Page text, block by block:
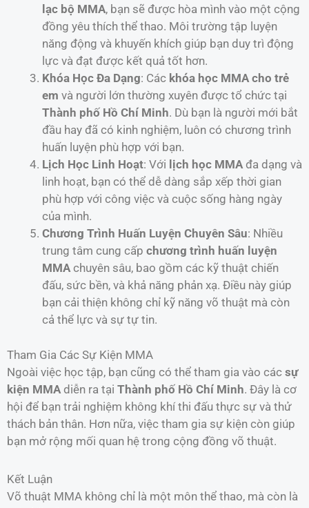
lạc bộ MMA, bạn sẽ được hòa mình vào một cộng
đồng yêu thích thể thao. Môi trường tập luyện
năng động và khuyến khích giúp bạn duy trì động
lực và đạt được kết quả tốt hơn.
Khóa Học Đa Dạng: Các khóa học MMA cho trẻ
em và người lớn thường xuyên được tổ chức tại
Thành phố Hồ Chí Minh. Dù bạn là người mới bắt
đầu hay đã có kinh nghiệm, luôn có chương trình
huấn luyện phù hợp với bạn.
Lịch Học Linh Hoạt: Với lịch học MMAđa dạng và
linh hoạt, bạn có thể dễ dàng sắp xếp thời gian
phù hợp với công việc và cuộc sống hàng ngày
của mình.
Chương Trình Huấn Luyện Chuyên Sâu: Nhiều
trung tâm cung cấp chương trình huấn luyện
MMAchuyên sâu, bao gồm các kỹ thuật chiến
đấu, sức bền, và khả năng phản xạ. Điều này giúp
bạn cải thiện không chỉ kỹ năng võ thuật mà còn
cả thể lực và sự tự tin.
Tham Gia Các Sự Kiện MMA
Ngoài việc học tập, bạn cũng có thể tham gia vào các sự
kiện MMA diễn ra tại Thành phố Hồ Chí Minh. Đây là cơ
hội để bạn trải nghiệm không khí thi đấu thực sự và thử
thách bản thân. Hơn nữa, việc tham gia sự kiện còn giúp
bạn mở rộng mối quan hệ trong cộng đồng võ thuật.
Kết Luận
Võ thuật MMA không chỉ là một môn thể thao, mà còn là